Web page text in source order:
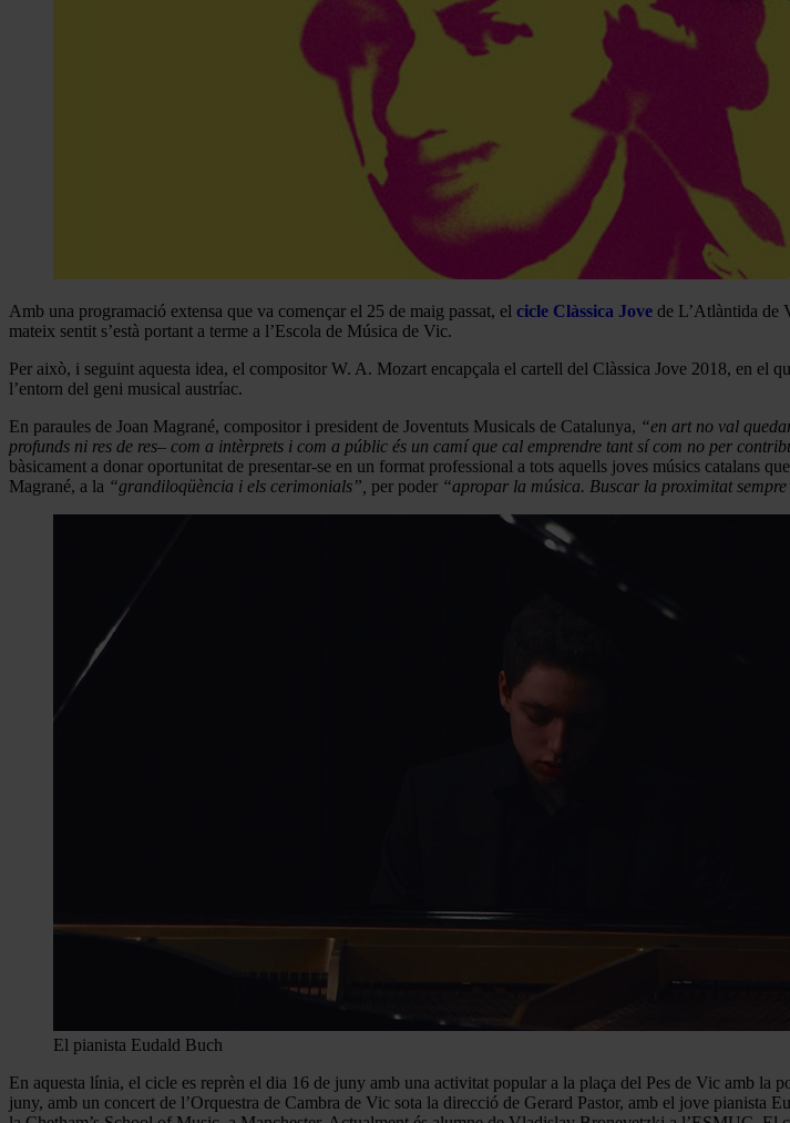
Amb una programació extensa que va començar el 25 de maig passat, el cicle Clàssica Jove de L’Atlàntida de
mateix sentit s’està portant a terme a l’Escola de Música de Vic.
Per això, i seguint aquesta idea, el compositor W. A. Mozart encapçala el cartell del Clàssica Jove 2018, en el
l’entorn del geni musical austríac.
En paraules de Joan Magrané, compositor i president de Joventuts Musicals de Catalunya, “en art no val
profunds ni res de res– com a intèrprets i com a públic és un camí que cal emprendre tant sí com no per
bàsicament a donar oportunitat de presentar-se en un format professional a tots aquells joves músics catalans
Magrané, a la “grandiloqüència i els cerimonials”, per poder “apropar la música. Buscar la proximitat
El pianista Eudald Buch
En aquesta línia, el cicle es reprèn el dia 16 de juny amb una activitat popular a la plaça del Pes de Vic amb
juny, amb un concert de l’Orquestra de Cambra de Vic sota la direcció de Gerard Pastor, amb el jove pianista